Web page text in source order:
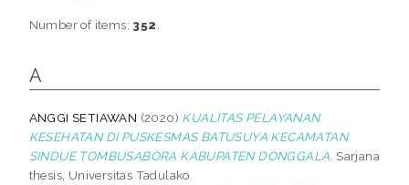
Number of items: 352
A
ANGGI SETIAWAN (2020) KUALITAS PELAYANAN
KESEHATAN DI PUSKESMAS BATUSUYA KECAMATAN
SINDUE TOMBUSABORA KABUPATEN DONGGALA. Sarjana
thesis, Universitas Tadulako.